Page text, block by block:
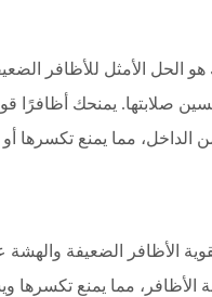
هو الحل الأمثل للأظافر
صلابتها. يمنحك
الداخل، مما يمنع تكسرها
الأظافر الضعيفة
الأظافر، مما يمنع تكسرها